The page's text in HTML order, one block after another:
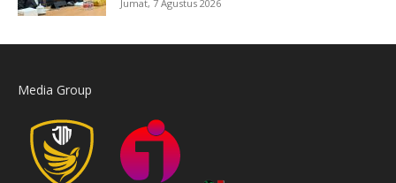
Jumat, 7 Agustus 2026
Media Group